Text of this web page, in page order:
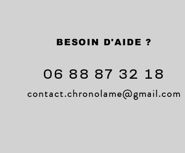
BESOIN D'AIDE ?
06 88 87 32 18
contact.chronolame@gmail.com